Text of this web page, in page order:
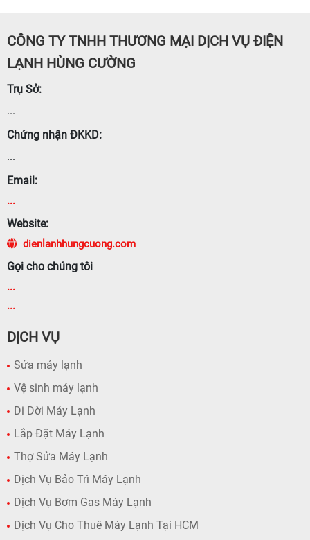
CÔNG TY TNHH THƯƠNG MẠI DỊCH VỤ ĐIỆN
LẠNH HÙNG CƯỜNG
Trụ Sở:
...
Chứng nhận ĐKKD:
...
Email:
...
Website:
dienlanhhungcuong.com
Gọi cho chúng tôi
...
...
DỊCH VỤ
Sửa máy lạnh
Vệ sinh máy lạnh
Di Dời Máy Lạnh
Lắp Đặt Máy Lạnh
Thợ Sửa Máy Lạnh
Dịch Vụ Bảo Trì Máy Lạnh
Dịch Vụ Bơm Gas Máy Lạnh
Dịch Vụ Cho Thuê Máy Lạnh Tại HCM